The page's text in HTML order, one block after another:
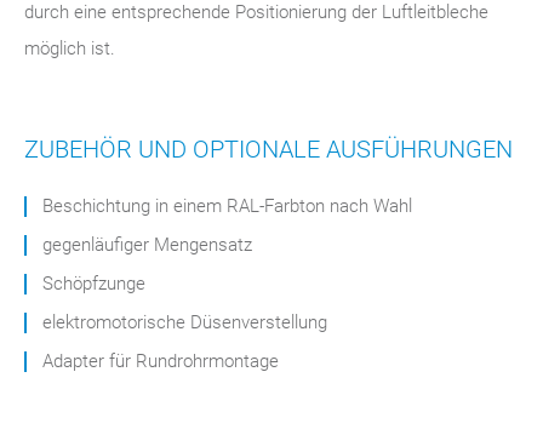
durch eine entsprechende Positionierung der Luftleitbleche
möglich ist.
ZUBEHÖR UND OPTIONALE AUSFÜHRUNGEN
Beschichtung in einem RAL-Farbton nach Wahl
gegenläufiger Mengensatz
Schöpfzunge
elektromotorische Düsenverstellung
Adapter für Rundrohrmontage